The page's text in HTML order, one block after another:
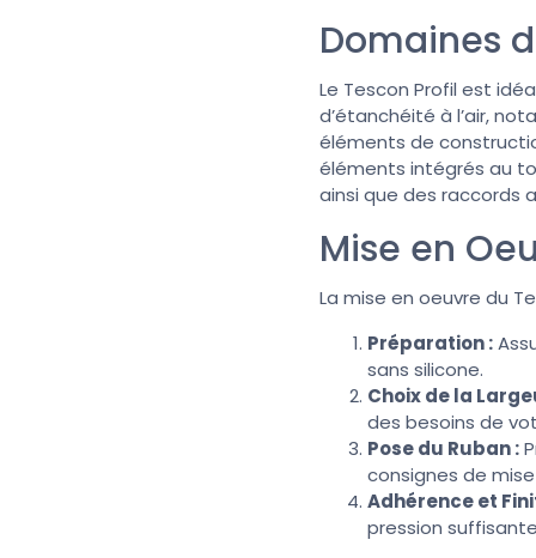
Domaines
Le Tescon Profil est
d’étanchéité à l’air,
éléments de
éléments intégrés au
ainsi que des raccords
Mise en
La mise en oeuvre du
Préparation :
sans silicone.
Choix de la
des besoins de
Pose du Ruban :
consignes de
Adhérence et
pression